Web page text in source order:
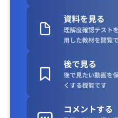
資料を見る
理解度確認テスト
用した教材を閲覧
後で見る
後で見たい動画を
くする機能です
コメントする